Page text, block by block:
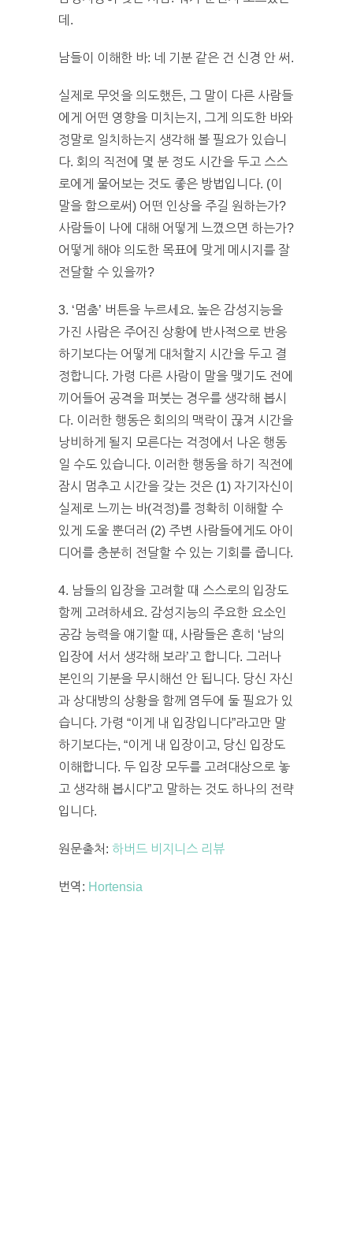
데.
남들이 이해한 바: 네 기분 같은 건 신경 안 써.
실제로 무엇을 의도했든, 그 말이 다른 사람들
에게 어떤 영향을 미치는지, 그게 의도한 바와
정말로 일치하는지 생각해 볼 필요가 있습니
다. 회의 직전에 몇 분 정도 시간을 두고 스스
로에게 물어보는 것도 좋은 방법입니다. (이
말을 함으로써) 어떤 인상을 주길 원하는가?
사람들이 나에 대해 어떻게 느꼈으면 하는가?
어떻게 해야 의도한 목표에 맞게 메시지를 잘
전달할 수 있을까?
3. ‘멈춤’ 버튼을 누르세요. 높은 감성지능을
가진 사람은 주어진 상황에 반사적으로 반응
하기보다는 어떻게 대처할지 시간을 두고 결
정합니다. 가령 다른 사람이 말을 맺기도 전에
끼어들어 공격을 퍼붓는 경우를 생각해 봅시
다. 이러한 행동은 회의의 맥락이 끊겨 시간을
낭비하게 될지 모른다는 걱정에서 나온 행동
일 수도 있습니다. 이러한 행동을 하기 직전에
잠시 멈추고 시간을 갖는 것은 (1) 자기자신이
실제로 느끼는 바(걱정)를 정확히 이해할 수
있게 도울 뿐더러 (2) 주변 사람들에게도 아이
디어를 충분히 전달할 수 있는 기회를 줍니다.
4. 남들의 입장을 고려할 때 스스로의 입장도
함께 고려하세요. 감성지능의 주요한 요소인
공감 능력을 얘기할 때, 사람들은 흔히 ‘남의
입장에 서서 생각해 보라’고 합니다. 그러나
본인의 기분을 무시해선 안 됩니다. 당신 자신
과 상대방의 상황을 함께 염두에 둘 필요가 있
습니다. 가령 “이게 내 입장입니다”라고만 말
하기보다는, “이게 내 입장이고, 당신 입장도
이해합니다. 두 입장 모두를 고려대상으로 놓
고 생각해 봅시다”고 말하는 것도 하나의 전략
입니다.
원문출처: 하버드 비지니스 리뷰
번역: Hortensia